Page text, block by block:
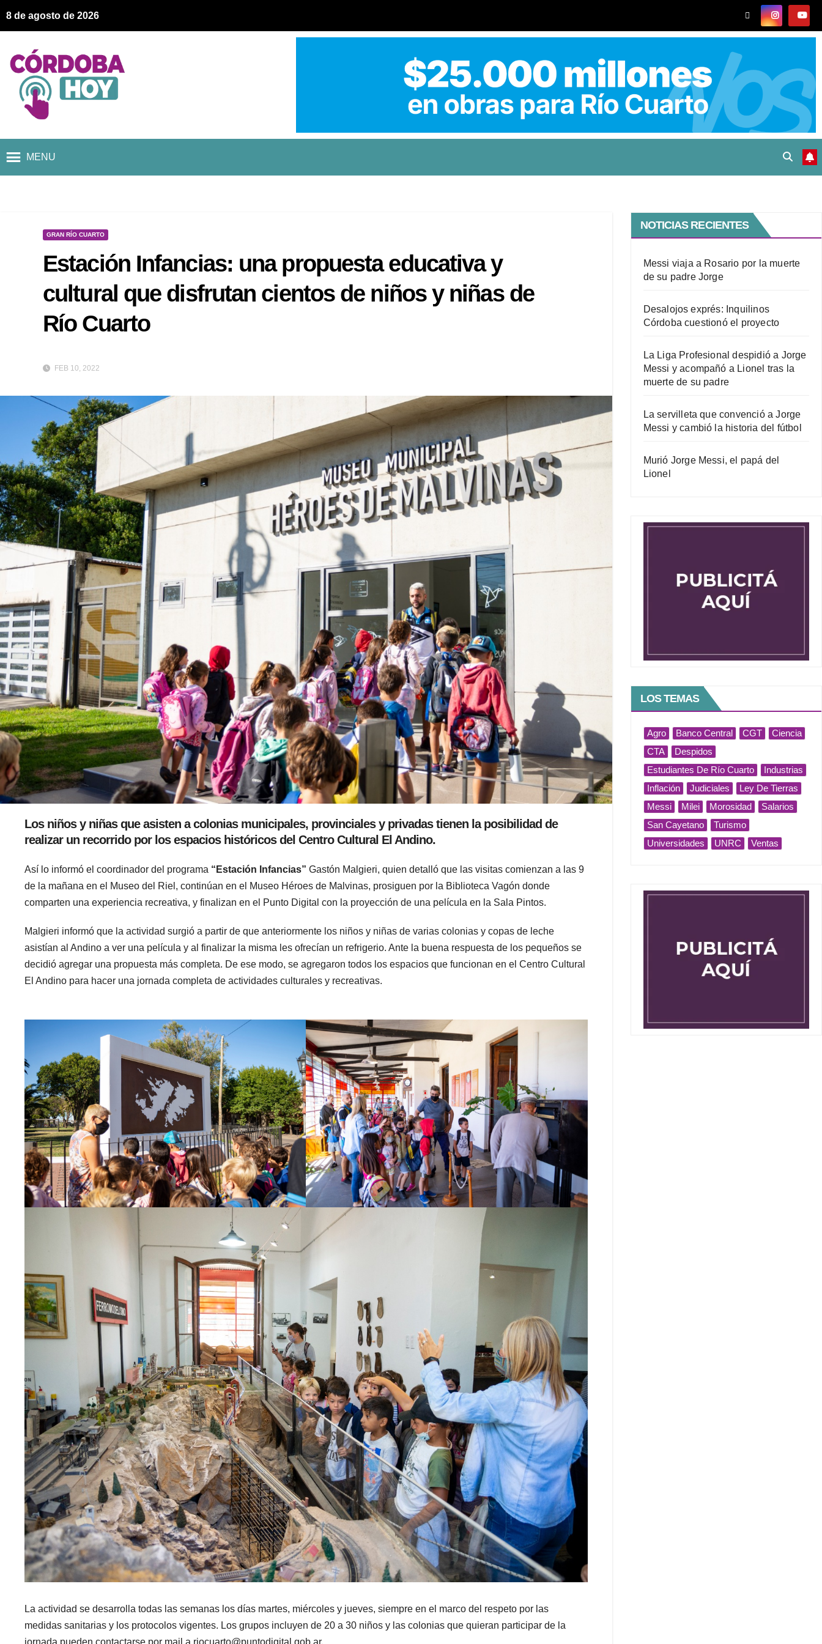
8 de agosto de 2026
MENU
GRAN RÍO CUARTO
Estación Infancias: una propuesta educativa y
cultural que disfrutan cientos de niños y niñas de
Río Cuarto
FEB 10, 2022
Los niños y niñas que asisten a colonias municipales, provinciales y privadas tienen la posibilidad de
realizar un recorrido por los espacios históricos del Centro Cultural El Andino.
Así lo informó el coordinador del programa “Estación Infancias” Gastón Malgieri, quien detalló que las visitas comienzan a las 9
de la mañana en el Museo del Riel, continúan en el Museo Héroes de Malvinas, prosiguen por la Biblioteca Vagón donde
comparten una experiencia recreativa, y finalizan en el Punto Digital con la proyección de una película en la Sala Pintos.
Malgieri informó que la actividad surgió a partir de que anteriormente los niños y niñas de varias colonias y copas de leche
asistían al Andino a ver una película y al finalizar la misma les ofrecían un refrigerio. Ante la buena respuesta de los pequeños se
decidió agregar una propuesta más completa. De ese modo, se agregaron todos los espacios que funcionan en el Centro Cultural
El Andino para hacer una jornada completa de actividades culturales y recreativas.
La actividad se desarrolla todas las semanas los días martes, miércoles y jueves, siempre en el marco del respeto por las
medidas sanitarias y los protocolos vigentes. Los grupos incluyen de 20 a 30 niños y las colonias que quieran participar de la
NOTICIAS RECIENTES
Messi viaja a Rosario por la muerte
de su padre Jorge
Desalojos exprés: Inquilinos
Córdoba cuestionó el proyecto
La Liga Profesional despidió a Jorge
Messi y acompañó a Lionel tras la
muerte de su padre
La servilleta que convenció a Jorge
Messi y cambió la historia del fútbol
Murió Jorge Messi, el papá del
Lionel
LOS TEMAS
Agro Banco Central CGT
Ciencia
CTA
Despidos
Estudiantes De Río Cuarto
Industrias
Inflación
Judiciales
Ley De Tierras
Messi
Milei Morosidad
Salarios
San Cayetano
Turismo
Universidades
UNRC Ventas